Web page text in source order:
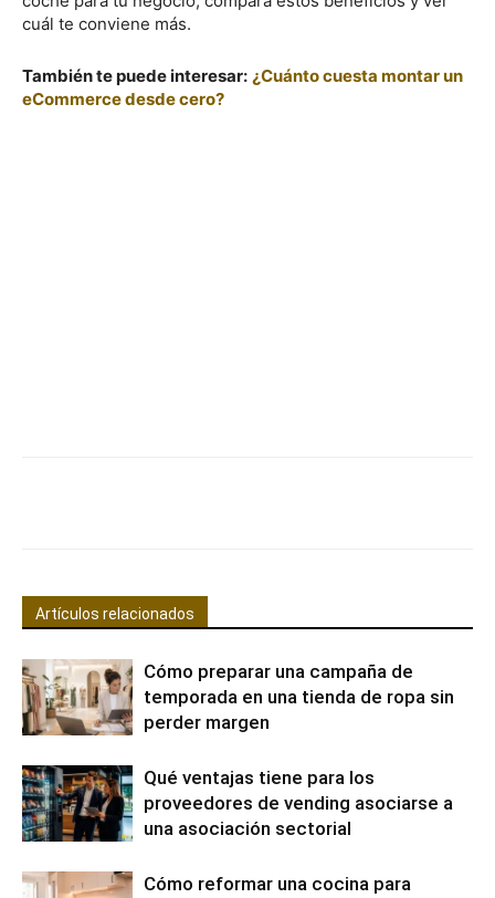
cuál te conviene más.
También te puede interesar: ¿Cuánto cuesta montar un
eCommerce desde cero?
Artículos relacionados
Cómo preparar una campaña de
temporada en una tienda de ropa sin
perder margen
Qué ventajas tiene para los
proveedores de vending asociarse a
una asociación sectorial
Cómo reformar una cocina para